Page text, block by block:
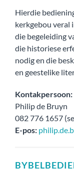
Hierdie
kerkgebou veral
die begeleiding
die historiese
nodig en die
en geestelike
Kontakpersoon:
Philip de Bruyn
082 776 1657
E-pos: